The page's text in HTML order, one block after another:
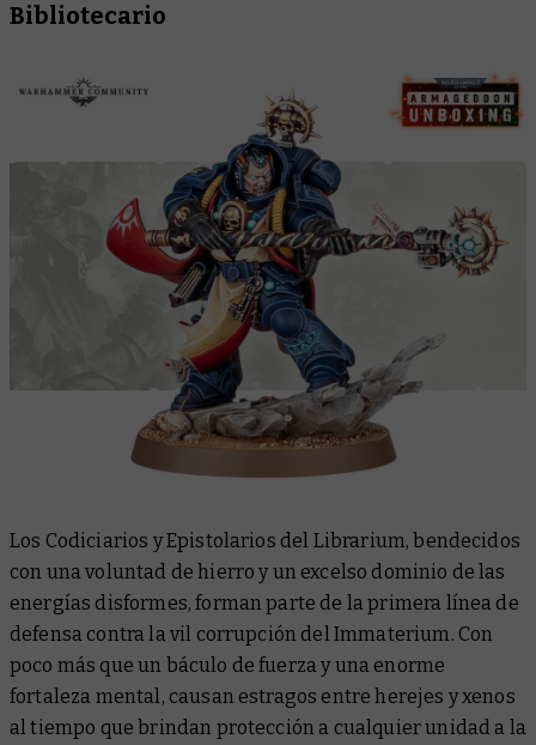
Bibliotecario
Los Codiciarios y Epistolarios del Librarium, bendecidos
con una voluntad de hierro y un excelso dominio de las
energías disformes, forman parte de la primera línea de
defensa contra la vil corrupción del Immaterium. Con
poco más que un báculo de fuerza y una enorme
fortaleza mental, causan estragos entre herejes y xenos
al tiempo que brindan protección a cualquier unidad a la